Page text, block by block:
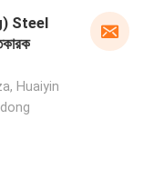
Steel
Huaiyin